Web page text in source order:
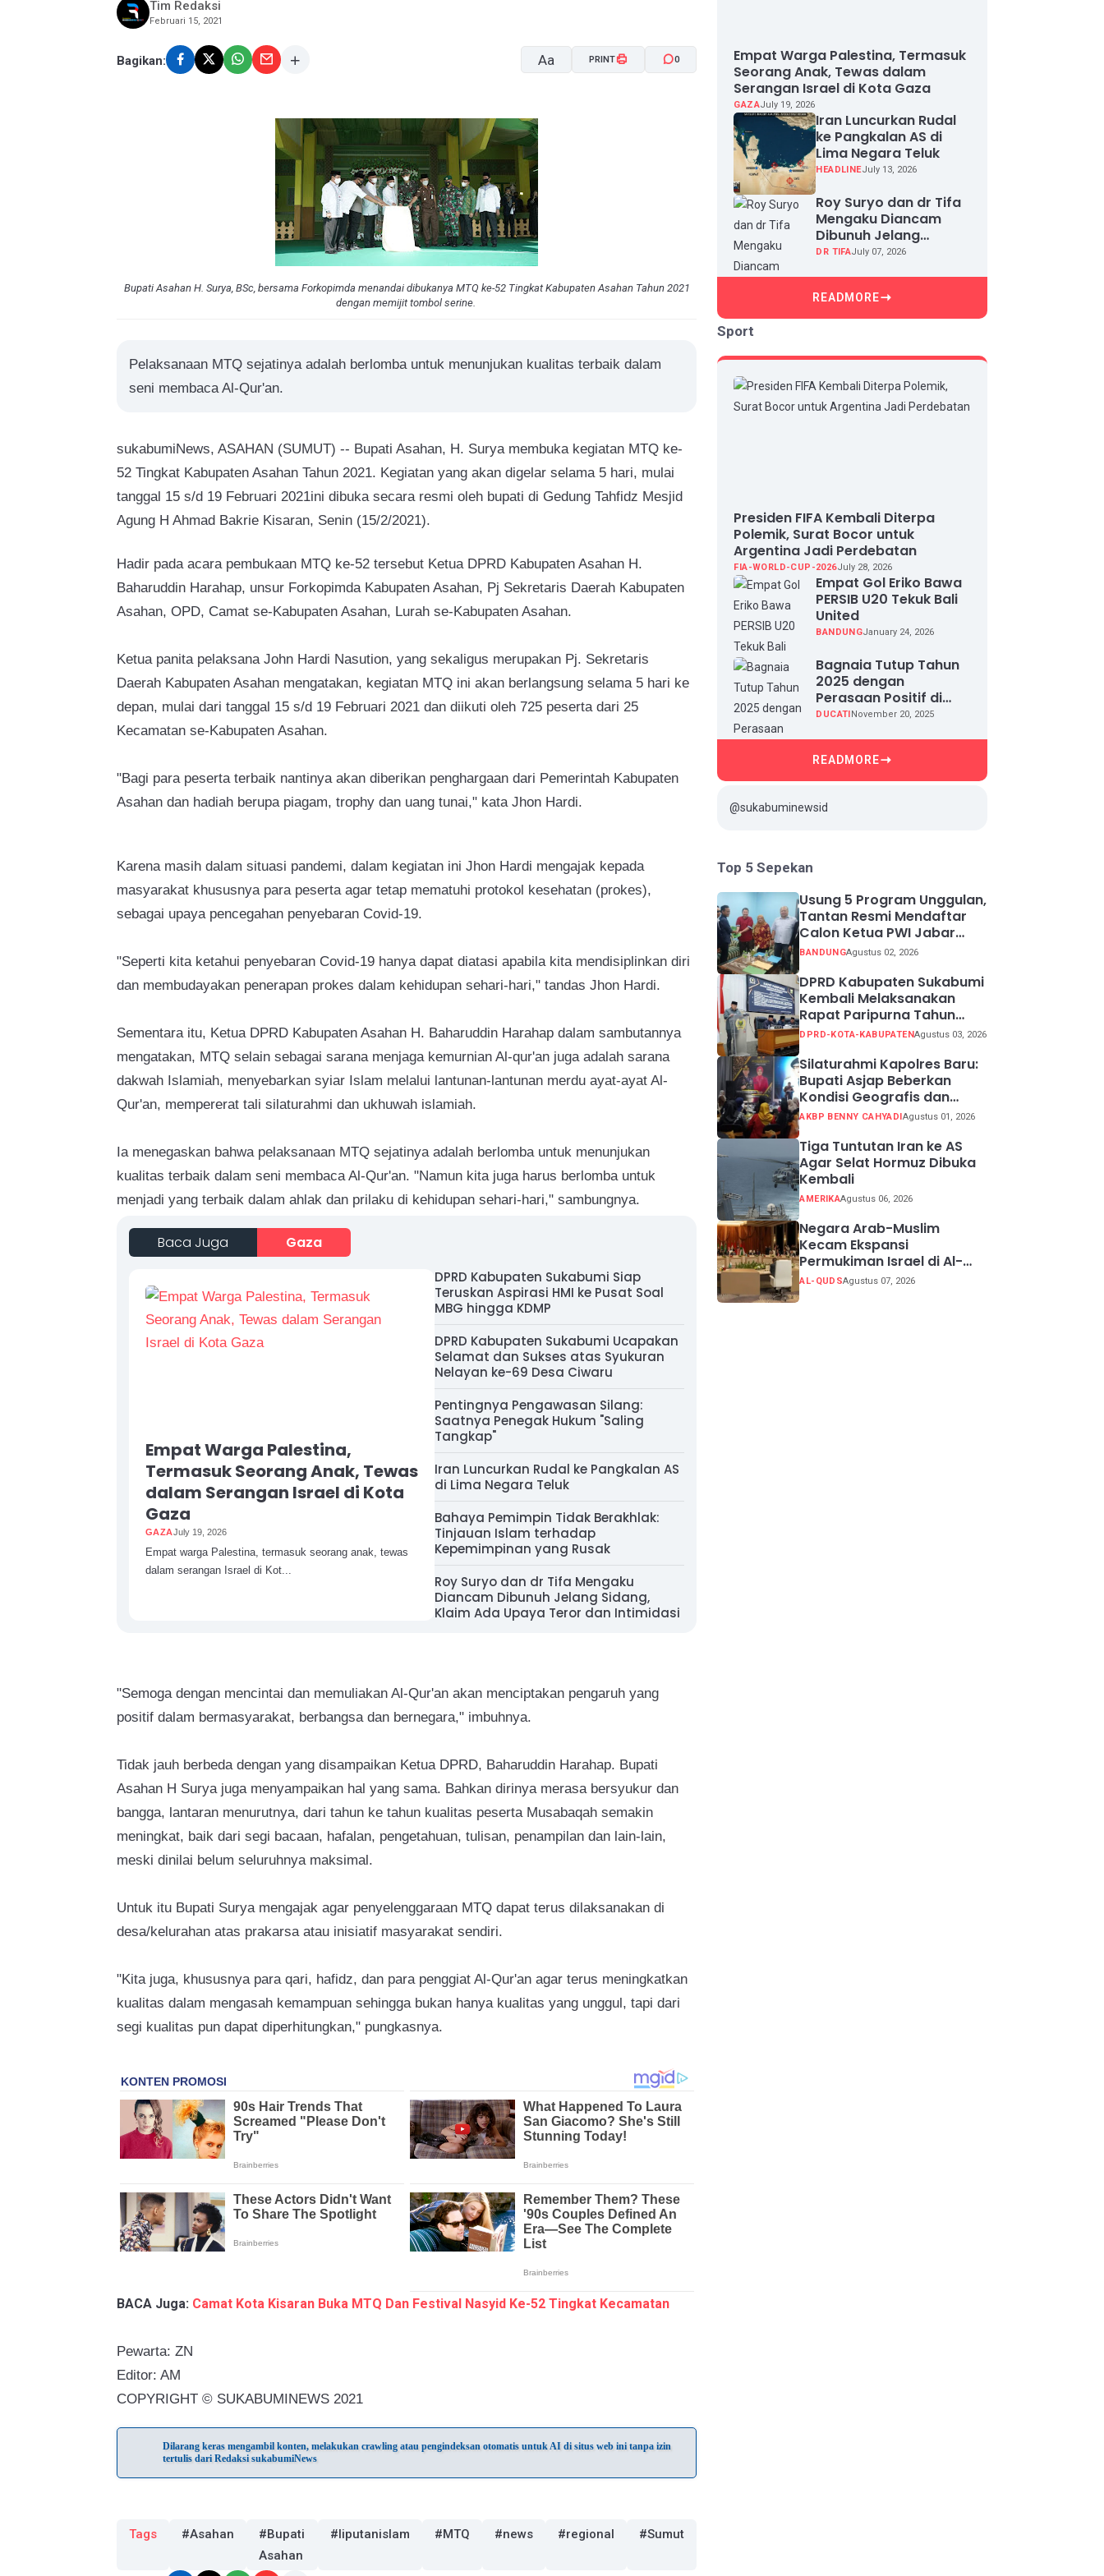
Tim Redaksi
Februari 15, 2021
Bagikan: Aa PRINT 0
Bupati Asahan H. Surya, BSc, bersama Forkopimda menandai dibukanya MTQ ke-52 Tingkat Kabupaten Asahan Tahun 2021
dengan memijit tombol serine.
Pelaksanaan MTQ sejatinya adalah berlomba untuk menunjukan kualitas terbaik dalam
seni membaca Al-Qur'an.
sukabumiNews, ASAHAN (SUMUT) -- Bupati Asahan, H. Surya membuka kegiatan MTQ ke-
52 Tingkat Kabupaten Asahan Tahun 2021. Kegiatan yang akan digelar selama 5 hari, mulai
tanggal 15 s/d 19 Februari 2021ini dibuka secara resmi oleh bupati di Gedung Tahfidz Mesjid
Agung H Ahmad Bakrie Kisaran, Senin (15/2/2021).
Hadir pada acara pembukaan MTQ ke-52 tersebut Ketua DPRD Kabupaten Asahan H.
Baharuddin Harahap, unsur Forkopimda Kabupaten Asahan, Pj Sekretaris Daerah Kabupaten
Asahan, OPD, Camat se-Kabupaten Asahan, Lurah se-Kabupaten Asahan.
Ketua panita pelaksana John Hardi Nasution, yang sekaligus merupakan Pj. Sekretaris
Daerah Kabupaten Asahan mengatakan, kegiatan MTQ ini akan berlangsung selama 5 hari ke
depan, mulai dari tanggal 15 s/d 19 Februari 2021 dan diikuti oleh 725 peserta dari 25
Kecamatan se-Kabupaten Asahan.
"Bagi para peserta terbaik nantinya akan diberikan penghargaan dari Pemerintah Kabupaten
Asahan dan hadiah berupa piagam, trophy dan uang tunai," kata Jhon Hardi.
Karena masih dalam situasi pandemi, dalam kegiatan ini Jhon Hardi mengajak kepada
masyarakat khususnya para peserta agar tetap mematuhi protokol kesehatan (prokes),
sebagai upaya pencegahan penyebaran Covid-19.
"Seperti kita ketahui penyebaran Covid-19 hanya dapat diatasi apabila kita mendisiplinkan diri
dan membudayakan penerapan prokes dalam kehidupan sehari-hari," tandas Jhon Hardi.
Sementara itu, Ketua DPRD Kabupaten Asahan H. Baharuddin Harahap dalam sambutannya
mengatakan, MTQ selain sebagai sarana menjaga kemurnian Al-qur'an juga adalah sarana
dakwah Islamiah, menyebarkan syiar Islam melalui lantunan-lantunan merdu ayat-ayat Al-
Qur'an, mempererat tali silaturahmi dan ukhuwah islamiah.
Ia menegaskan bahwa pelaksanaan MTQ sejatinya adalah berlomba untuk menunjukan
kualitas terbaik dalam seni membaca Al-Qur'an. "Namun kita juga harus berlomba untuk
menjadi yang terbaik dalam ahlak dan prilaku di kehidupan sehari-hari," sambungnya.
Baca Juga Gaza
Empat Warga Palestina,
Termasuk Seorang Anak, Tewas
dalam Serangan Israel di Kota
Gaza
GAZAJuly 19, 2026
Empat warga Palestina, termasuk seorang anak, tewas
dalam serangan Israel di Kot...
DPRD Kabupaten Sukabumi Siap
Teruskan Aspirasi HMI ke Pusat Soal
MBG hingga KDMP
DPRD Kabupaten Sukabumi Ucapakan
Selamat dan Sukses atas Syukuran
Nelayan ke-69 Desa Ciwaru
Pentingnya Pengawasan Silang:
Saatnya Penegak Hukum "Saling
Tangkap"
Iran Luncurkan Rudal ke Pangkalan AS
di Lima Negara Teluk
Bahaya Pemimpin Tidak Berakhlak:
Tinjauan Islam terhadap
Kepemimpinan yang Rusak
Roy Suryo dan dr Tifa Mengaku
Diancam Dibunuh Jelang Sidang,
Klaim Ada Upaya Teror dan Intimidasi
"Semoga dengan mencintai dan memuliakan Al-Qur'an akan menciptakan pengaruh yang
positif dalam bermasyarakat, berbangsa dan bernegara," imbuhnya.
Tidak jauh berbeda dengan yang disampaikan Ketua DPRD, Baharuddin Harahap. Bupati
Asahan H Surya juga menyampaikan hal yang sama. Bahkan dirinya merasa bersyukur dan
bangga, lantaran menurutnya, dari tahun ke tahun kualitas peserta Musabaqah semakin
meningkat, baik dari segi bacaan, hafalan, pengetahuan, tulisan, penampilan dan lain-lain,
meski dinilai belum seluruhnya maksimal.
Untuk itu Bupati Surya mengajak agar penyelenggaraan MTQ dapat terus dilaksanakan di
desa/kelurahan atas prakarsa atau inisiatif masyarakat sendiri.
"Kita juga, khususnya para qari, hafidz, dan para penggiat Al-Qur'an agar terus meningkatkan
kualitas dalam mengasah kemampuan sehingga bukan hanya kualitas yang unggul, tapi dari
segi kualitas pun dapat diperhitungkan," pungkasnya.
BACA Juga: Camat Kota Kisaran Buka MTQ Dan Festival Nasyid Ke-52 Tingkat Kecamatan
Pewarta: ZN
Editor: AM
COPYRIGHT © SUKABUMINEWS 2021
Dilarang keras mengambil konten, melakukan crawling atau pengindeksan otomatis untuk AI di situs web ini tanpa izin
tertulis dari Redaksi sukabumiNews
Tags #Asahan
#Bupati
Asahan
#liputanislam #MTQ #news #regional #Sumut
Empat Warga Palestina, Termasuk
Seorang Anak, Tewas dalam
Serangan Israel di Kota Gaza
GAZAJuly 19, 2026
Iran Luncurkan Rudal
ke Pangkalan AS di
Lima Negara Teluk
HEADLINEJuly 13, 2026
Roy Suryo dan dr Tifa
Mengaku Diancam
Dibunuh Jelang
Sidang, Klaim Ada
DR TIFAJuly 07, 2026
READMORE
Sport
Presiden FIFA Kembali Diterpa
Polemik, Surat Bocor untuk
Argentina Jadi Perdebatan
FIA-WORLD-CUP-2026July 28, 2026
Empat Gol Eriko Bawa
PERSIB U20 Tekuk Bali
United
BANDUNGJanuary 24, 2026
Bagnaia Tutup Tahun
2025 dengan
Perasaan Positif di
Valencia Test
DUCATINovember 20, 2025
READMORE
@sukabuminewsid
Top 5 Sepekan
Usung 5 Program Unggulan,
Tantan Resmi Mendaftar
Calon Ketua PWI Jabar
2026-2031
BANDUNGAgustus 02, 2026
DPRD Kabupaten Sukabumi
Kembali Melaksanakan
Rapat Paripurna Tahun
Sidang 2026
DPRD-KOTA-KABUPATENAgustus 03, 2026
Silaturahmi Kapolres Baru:
Bupati Asjap Beberkan
Kondisi Geografis dan
Potensi Kabupaten
AKBP BENNY CAHYADIAgustus 01, 2026
Tiga Tuntutan Iran ke AS
Agar Selat Hormuz Dibuka
Kembali
AMERIKAAgustus 06, 2026
Negara Arab-Muslim
Kecam Ekspansi
Permukiman Israel di Al-
Quds Timur
AL-QUDSAgustus 07, 2026